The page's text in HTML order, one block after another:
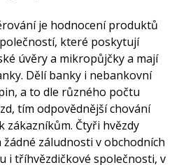
je hodnocení produktů
které poskytují
úvěry a mikropůjčky a mají
Dělí banky i nebankovní
a to dle různého počtu
tím odpovědnější chování
zákazníkům. Čtyři hvězdy
záludnosti v obchodních
i tříhvězdičkové společnosti, v